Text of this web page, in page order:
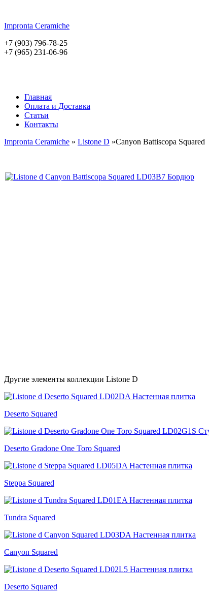
Impronta Ceramiche
+7 (903) 796-78-25
+7 (965) 231-06-96
Главная
Оплата и Доставка
Статьи
Контакты
Impronta Ceramiche » Listone D »Canyon Battiscopa Squared
Другие элементы коллекции Listone D
Deserto Squared
Deserto Gradone One Toro Squared
Steppa Squared
Tundra Squared
Canyon Squared
Deserto Squared